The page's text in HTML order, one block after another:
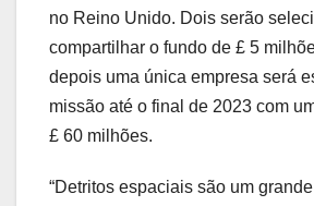
no Reino Unido. Dois serão
compartilhar o fundo de £ 5
depois uma única empresa será
missão até o final de 2023 com
£ 60 milhões.
“Detritos espaciais são um